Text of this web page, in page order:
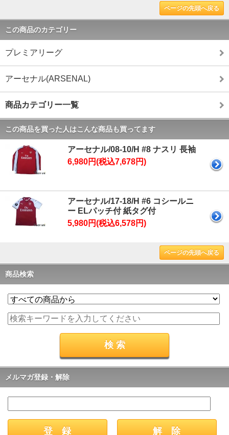
ページの先頭へ戻る
この商品のカテゴリー
プレミアリーグ
アーセナル(ARSENAL)
商品カテゴリー一覧
この商品を買った人はこんな商品も買ってます
アーセナル/08-10/H #8 ナスリ 長袖
6,980円(税込7,678円)
アーセナル/17-18/H #6 コシールニ
ー ELパッチ付 紙タグ付
5,980円(税込6,578円)
ページの先頭へ戻る
商品検索
メルマガ登録・解除